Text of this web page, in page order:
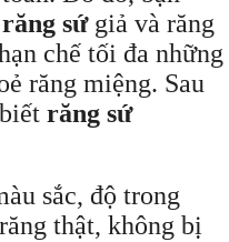
răng sứgiả và răng
chế tối đa những
răng miệng. Sau
răng sứ
sắc, độ trong
thật, không bị